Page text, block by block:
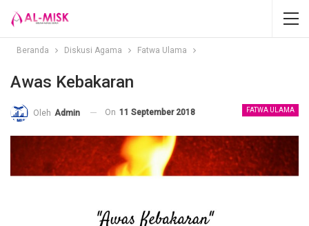
Beranda Diskusi Agama Fatwa Ulama
Awas Kebakaran
FATWA ULAMA
Oleh Admin On 11 September 2018